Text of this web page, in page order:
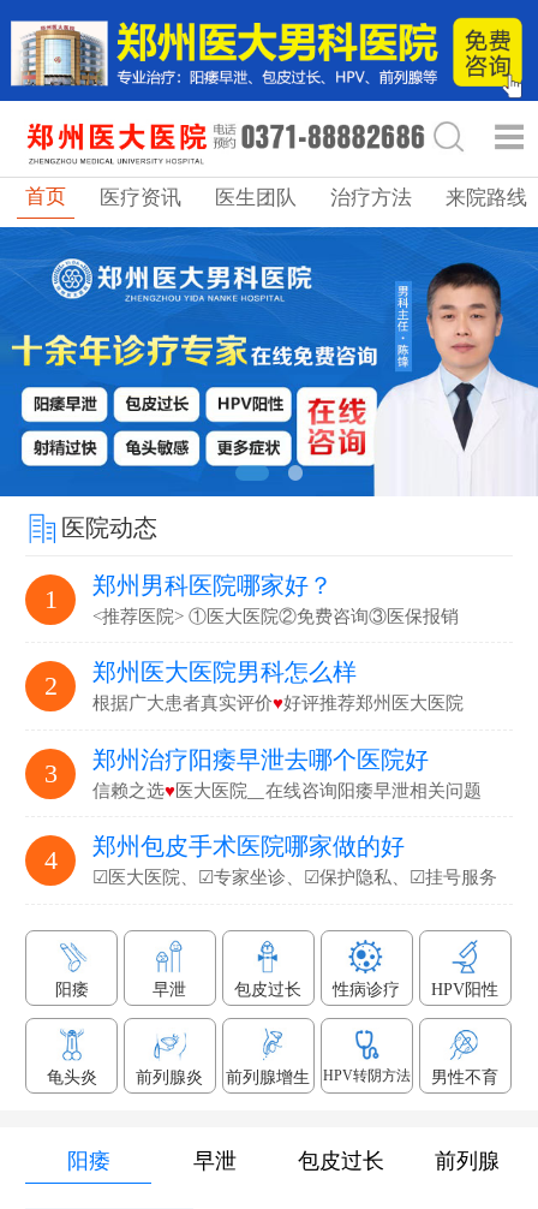
首页 医疗资讯 医生团队 治疗方法 来院路线
医院动态
1 郑州男科医院哪家好？
<推荐医院> ①医大医院②免费咨询③医保报销
2 郑州医大医院男科怎么样
根据广大患者真实评价♥好评推荐郑州医大医院
3 郑州治疗阳痿早泄去哪个医院好
信赖之选♥医大医院▁在线咨询阳痿早泄相关问题
4 郑州包皮手术医院哪家做的好
☑医大医院、☑专家坐诊、☑保护隐私、☑挂号服务
阳痿 早泄 包皮过长 性病诊疗 HPV阳性
龟头炎 前列腺炎 前列腺增生 HPV转阴方法 男性不育
阳痿 早泄 包皮过长 前列腺